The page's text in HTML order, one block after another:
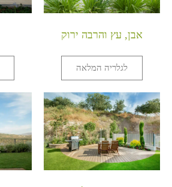
אבן, עץ והרבה ירוק
לגלריה המלאה